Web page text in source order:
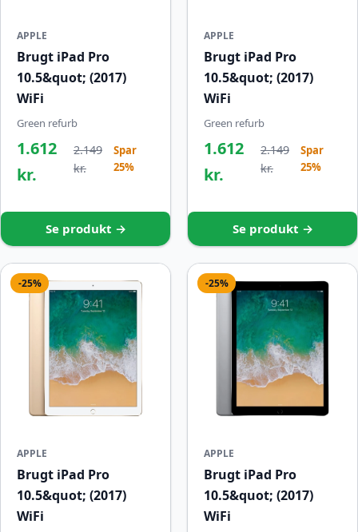
APPLE
Brugt iPad Pro
10.5&quot; (2017)
WiFi
Green refurb
1.612
kr.
2.149
kr.
Spar
25%
Se produkt →
APPLE
Brugt iPad Pro
10.5&quot; (2017)
WiFi
Green refurb
1.612
kr.
2.149
kr.
Spar
25%
Se produkt →
-25%
APPLE
Brugt iPad Pro
10.5&quot; (2017)
WiFi
-25%
APPLE
Brugt iPad Pro
10.5&quot; (2017)
WiFi